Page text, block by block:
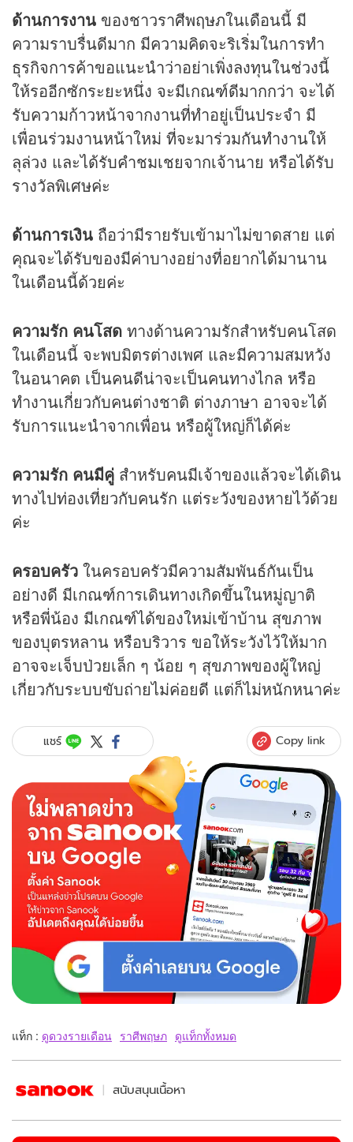
ด้านการงาน ของชาวราศีพฤษภในเดือนนี้ มี
ความราบรื่นดีมาก มีความคิดจะริเริ่มในการทำ
ธุรกิจการค้าขอแนะนำว่าอย่าเพิ่งลงทุนในช่วงนี้
ให้รออีกซักระยะหนึ่ง จะมีเกณฑ์ดีมากกว่า จะได้
รับความก้าวหน้าจากงานที่ทำอยู่เป็นประจำ มี
เพื่อนร่วมงานหน้าใหม่ ที่จะมาร่วมกันทำงานให้
ลุล่วง และได้รับคำชมเชยจากเจ้านาย หรือได้รับ
รางวัลพิเศษค่ะ
ด้านการเงิน ถือว่ามีรายรับเข้ามาไม่ขาดสาย แต่
คุณจะได้รับของมีค่าบางอย่างที่อยากได้มานาน
ในเดือนนี้ด้วยค่ะ
ความรัก คนโสด ทางด้านความรักสำหรับคนโสด
ในเดือนนี้ จะพบมิตรต่างเพศ และมีความสมหวัง
ในอนาคต เป็นคนดีน่าจะเป็นคนทางไกล หรือ
ทำงานเกี่ยวกับคนต่างชาติ ต่างภาษา อาจจะได้
รับการแนะนำจากเพื่อน หรือผู้ใหญ่ก็ได้ค่ะ
ความรัก คนมีคู่ สำหรับคนมีเจ้าของแล้วจะได้เดิน
ทางไปท่องเที่ยวกับคนรัก แต่ระวังของหายไว้ด้วย
ค่ะ
ครอบครัว ในครอบครัวมีความสัมพันธ์กันเป็น
อย่างดี มีเกณฑ์การเดินทางเกิดขึ้นในหมู่ญาติ
หรือพี่น้อง มีเกณฑ์ได้ของใหม่เข้าบ้าน สุขภาพ
ของบุตรหลาน หรือบริวาร ขอให้ระวังไว้ให้มาก
อาจจะเจ็บป่วยเล็ก ๆ น้อย ๆ สุขภาพของผู้ใหญ่
เกี่ยวกับระบบขับถ่ายไม่ค่อยดี แต่ก็ไม่หนักหนาค่ะ
แชร์ Copy link
แท็ก : ดูดวงรายเดือน ราศีพฤษภ ดูแท็กทั้งหมด
สนับสนุนเนื้อหา